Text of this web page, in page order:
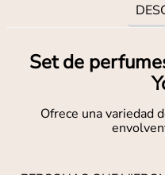
Set de
Ofrece una variedad